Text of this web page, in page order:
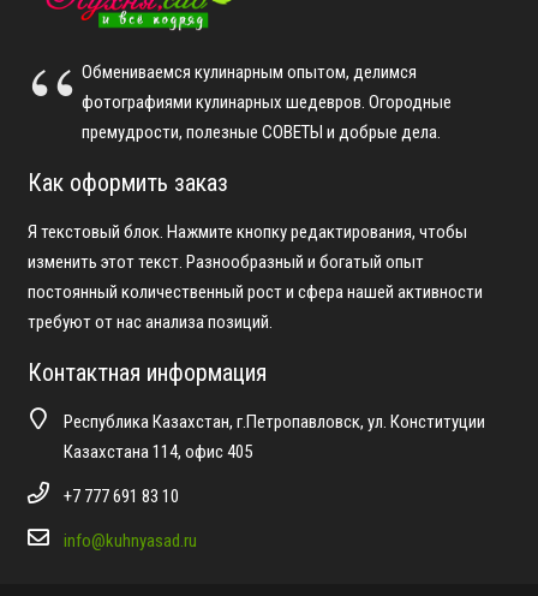
Обмениваемся кулинарным опытом, делимся
фотографиями кулинарных шедевров. Огородные
премудрости, полезные СОВЕТЫ и добрые дела.
Как оформить заказ
Я текстовый блок. Нажмите кнопку редактирования, чтобы
изменить этот текст. Разнообразный и богатый опыт
постоянный количественный рост и сфера нашей активности
требуют от нас анализа позиций.
Контактная информация
Республика Казахстан, г.Петропавловск, ул. Конституции
Казахстана 114, офис 405
+7 777 691 83 10
info@kuhnyasad.ru